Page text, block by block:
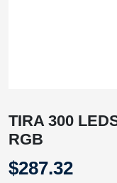
TIRA 300
RGB
$287.32